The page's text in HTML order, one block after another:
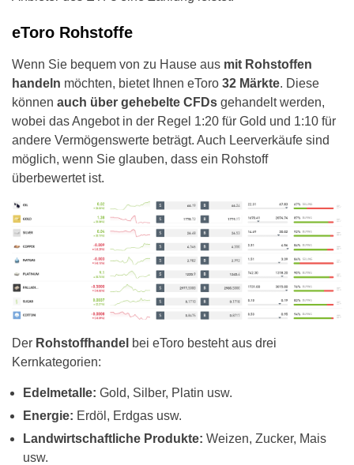
eToro Rohstoffe
Wenn Sie bequem von zu Hause aus mit Rohstoffen
handeln möchten, bietet Ihnen eToro 32 Märkte. Diese
können auch über gehebelte CFDs gehandelt werden,
wobei das Angebot in der Regel 1:20 für Gold und 1:10 für
andere Vermögenswerte beträgt. Auch Leerverkäufe sind
möglich, wenn Sie glauben, dass ein Rohstoff
überbewertet ist.
Der Rohstoffhandel bei eToro besteht aus drei
Kernkategorien:
Edelmetalle: Gold, Silber, Platin usw.
Energie: Erdöl, Erdgas usw.
Landwirtschaftliche Produkte: Weizen, Zucker, Mais
usw.